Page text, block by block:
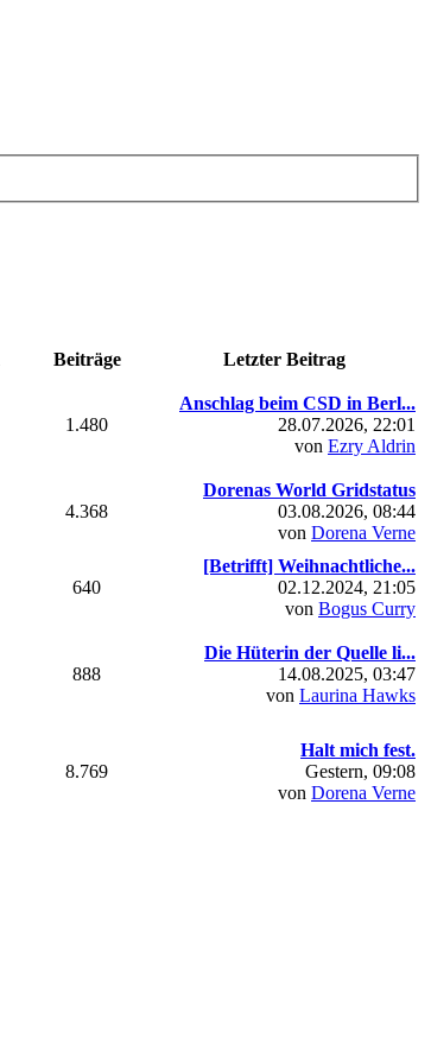
Beiträge
Letzter Beitrag
1.480
Anschlag beim CSD in Berl...
28.07.2026, 22:01
von Ezry Aldrin
4.368
Dorenas World Gridstatus
03.08.2026, 08:44
von Dorena Verne
640
[Betrifft] Weihnachtliche...
02.12.2024, 21:05
von Bogus Curry
888
Die Hüterin der Quelle li...
14.08.2025, 03:47
von Laurina Hawks
8.769
Halt mich fest.
Gestern, 09:08
von Dorena Verne